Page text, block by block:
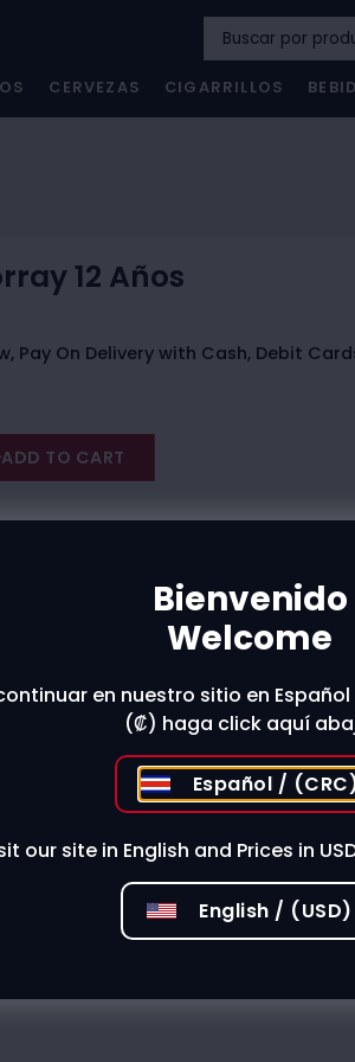
CERVEZAS CIGARRILLOS
12 Años
Pay On Delivery with Cash, Debit
ADD TO CART
Bienvenido
Welcome
en nuestro sitio en
(₡) haga click aquí
Español /
our site in English and Prices in
English / (USD)